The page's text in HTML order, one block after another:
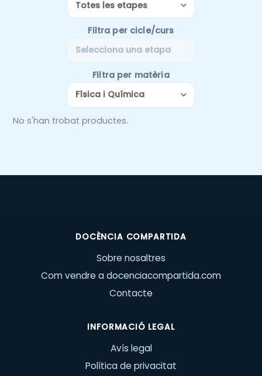
Filtra per cicle/curs
Filtra per matèria
No s'han trobat productes.
DOCÈNCIA COMPARTIDA
Sobre nosaltres
Com vendre a docenciacompartida.com
Contacte
INFORMACIÓ LEGAL
Avís legal
Política de privacitat